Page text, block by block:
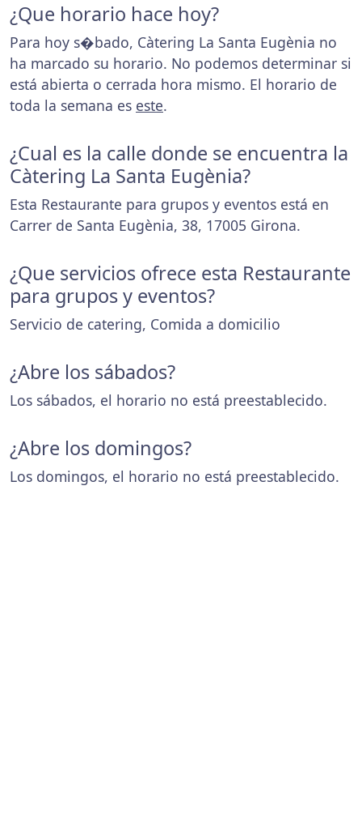
¿Que horario hace hoy?
Para hoy s�bado, Càtering La Santa Eugènia no
ha marcado su horario. No podemos determinar si
está abierta o cerrada hora mismo. El horario de
toda la semana es este.
¿Cual es la calle donde se encuentra la
Càtering La Santa Eugènia?
Esta Restaurante para grupos y eventos está en
Carrer de Santa Eugènia, 38, 17005 Girona.
¿Que servicios ofrece esta Restaurante
para grupos y eventos?
Servicio de catering, Comida a domicilio
¿Abre los sábados?
Los sábados, el horario no está preestablecido.
¿Abre los domingos?
Los domingos, el horario no está preestablecido.